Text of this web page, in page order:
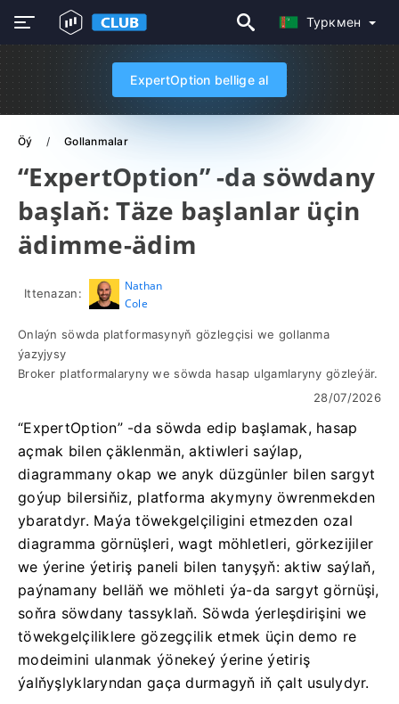
Туркмен
ExpertOption bellige al
Öý Gollanmalar
“ExpertOption” -da söwdany
başlaň: Täze başlanlar üçin
ädimme-ädim
Ittenazan:
Nathan
Cole
Onlaýn söwda platformasynyň gözlegçisi we gollanma
ýazyjysy
Broker platformalaryny we söwda hasap ulgamlaryny gözleýär.
28/07/2026
“ExpertOption” -da söwda edip başlamak, hasap
açmak bilen çäklenmän, aktiwleri saýlap,
diagrammany okap we anyk düzgünler bilen sargyt
goýup bilersiňiz, platforma akymyny öwrenmekden
ybaratdyr. Maýa töwekgelçiligini etmezden ozal
diagramma görnüşleri, wagt möhletleri, görkezijiler
we ýerine ýetiriş paneli bilen tanyşyň: aktiw saýlaň,
paýnamany belläň we möhleti ýa-da sargyt görnüşi,
soňra söwdany tassyklaň. Söwda ýerleşdirişini we
töwekgelçiliklere gözegçilik etmek üçin demo re
modeimini ulanmak ýönekeý ýerine ýetiriş
ýalňyşlyklaryndan gaça durmagyň iň çalt usulydyr.